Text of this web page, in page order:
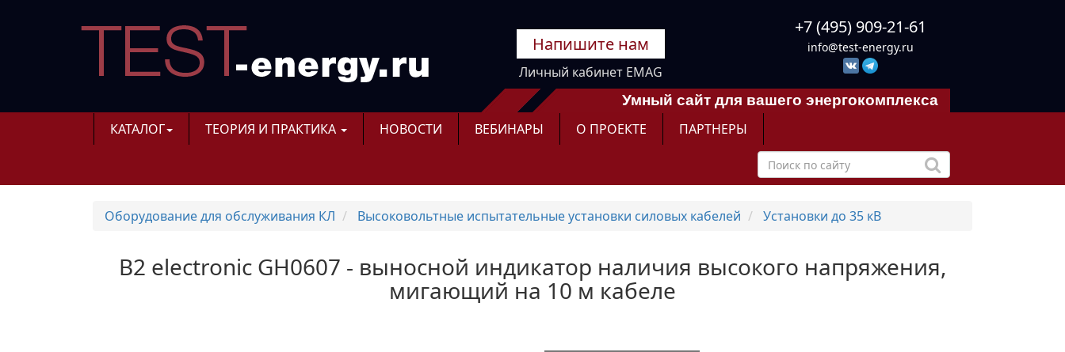
Напишите нам
Личный кабинет EMAG
+7 (495) 909-21-61
info@test-energy.ru
Умный сайт для вашего энергокомплекса
КАТАЛОГ ТЕОРИЯ И ПРАКТИКА НОВОСТИ ВЕБИНАРЫ О ПРОЕКТЕ ПАРТНЕРЫ
Оборудование для обслуживания КЛ Высоковольтные испытательные установки силовых кабелей Установки до 35 кВ
B2 electronic GH0607 - выносной индикатор наличия высокого напряжения,
мигающий на 10 м кабеле